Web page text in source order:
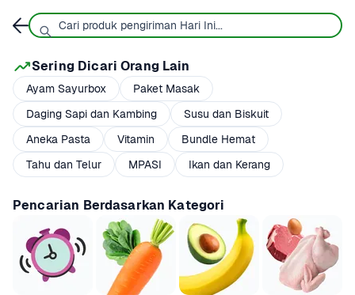
Sering Dicari Orang Lain
Ayam Sayurbox
Paket Masak
Daging Sapi dan Kambing
Susu dan Biskuit
Aneka Pasta
Vitamin
Bundle Hemat
Tahu dan Telur
MPASI Ikan dan Kerang
Pencarian Berdasarkan Kategori